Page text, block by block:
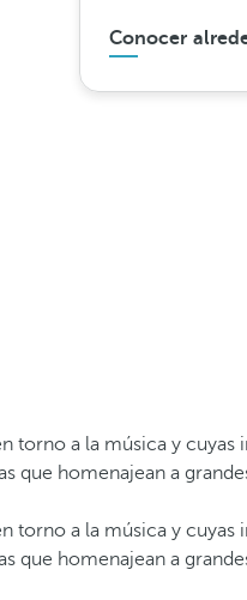
Conocer
a la música y
que homenajean a
a la música y
que homenajean a